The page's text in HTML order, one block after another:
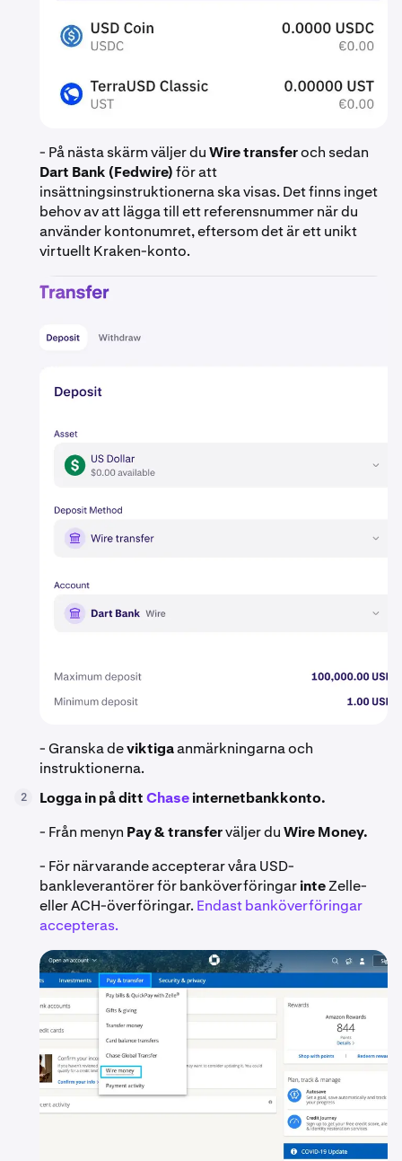
- På nästa skärm väljer duWire transferoch sedan
Dart Bank (Fedwire)för att
insättningsinstruktionerna ska visas. Det finns inget
behov av att lägga till ett referensnummer när du
använder kontonumret, eftersom det är ett unikt
virtuellt Kraken-konto.
- Granska deviktigaanmärkningarna och
instruktionerna.
2 Logga in på dittChaseinternetbankkonto.
- Från menyn Pay & transferväljer duWire Money.
- För närvarande accepterar våra USD-
bankleverantörer för banköverföringarinteZelle-
eller ACH-överföringar. Endast banköverföringar
accepteras.